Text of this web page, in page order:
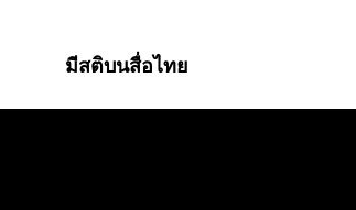
มีสติบนสื่อไทย